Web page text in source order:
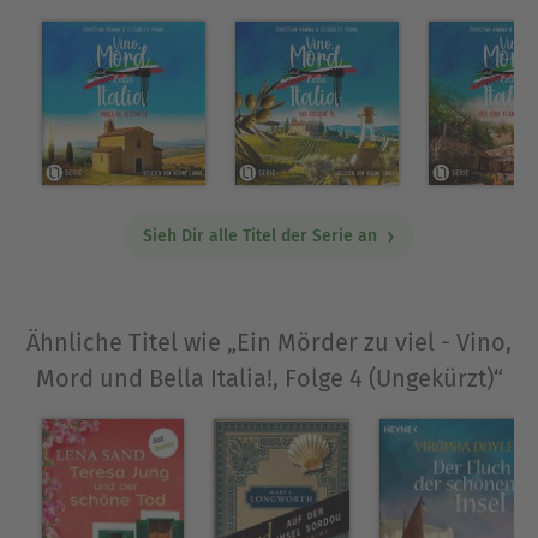
Jagd auf Verbrecher tapfer zur Seite stehen.Wer
Italien und die Toskana liebt, bei Krimis gerne
selbst miträtselt und La Dolce Vita zu genießen
weiß, wird von dieser Serie begeistert sein.
Über Elisabeth Frank
und Bioinformatikerin. Nach fünfjähriger
gerne Musik und engagiert sich in
Frauennetzwerken für Diversität.
Sieh Dir alle Titel der Serie an
Ähnliche Titel wie „Ein Mörder zu viel - Vino,
Mord und Bella Italia!, Folge 4 (Ungekürzt)“